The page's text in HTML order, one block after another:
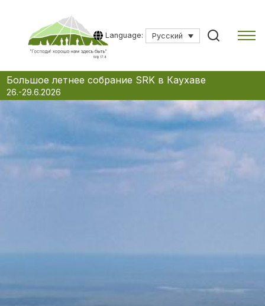
Skip
to
content
Language: Русский
Введите поисковый запрос для начала поиска.
Большое летнее собрание SRK в Каухаве
26.-29.6.2026